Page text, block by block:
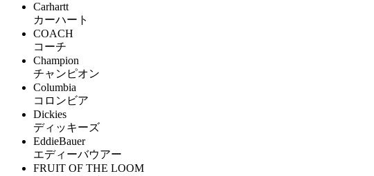
Carhartt
カーハート
COACH
コーチ
Champion
チャンピオン
Columbia
コロンビア
Dickies
ディッキーズ
EddieBauer
エディーバウアー
FRUIT OF THE LOOM